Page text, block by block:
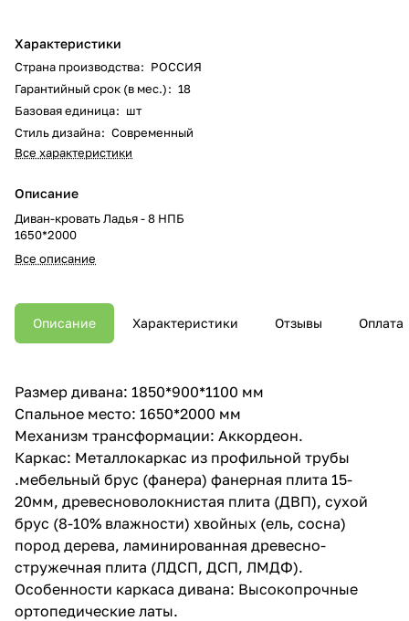
Характеристики
Страна производства: РОССИЯ
Гарантийный срок (в мес.): 18
Базовая единица: шт
Стиль дизайна: Современный
Все характеристики
Описание
Диван-кровать Ладья - 8 НПБ
1650*2000
Все описание
Описание Характеристики Отзывы Оплата
Размер дивана: 1850*900*1100 мм
Спальное место: 1650*2000 мм
Механизм трансформации: Аккордеон.
Каркас: Металлокаркас из профильной трубы
.мебельный брус (фанера) фанерная плита 15-
20мм, древесноволокнистая плита (ДВП), сухой
брус (8-10% влажности) хвойных (ель, сосна)
пород дерева, ламинированная древесно-
стружечная плита (ЛДСП, ДСП, ЛМДФ).
Особенности каркаса дивана: Высокопрочные
ортопедические латы.